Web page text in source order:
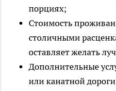
порциях;
Стоимость
столичными
оставляет желать
Дополнительные
или канатной